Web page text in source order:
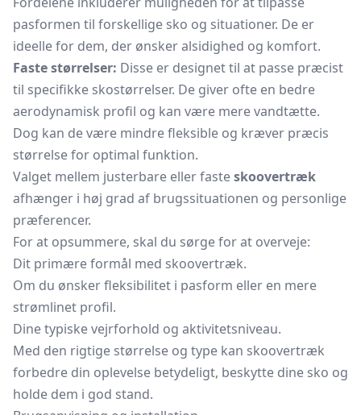
pasformen til forskellige sko og situationer. De er
ideelle for dem, der ønsker alsidighed og komfort.
Faste størrelser: Disse er designet til at passe præcist
til specifikke skostørrelser. De giver ofte en bedre
aerodynamisk profil og kan være mere vandtætte.
Dog kan de være mindre fleksible og kræver præcis
størrelse for optimal funktion.
Valget mellem justerbare eller fasteskoovertræk
afhænger i høj grad af brugssituationen og personlige
præferencer.
For at opsummere, skal du sørge for at overveje:
Dit primære formål med skoovertræk.
Om du ønsker fleksibilitet i pasform eller en mere
strømlinet profil.
Dine typiske vejrforhold og aktivitetsniveau.
Med den rigtige størrelse og type kan skoovertræk
forbedre din oplevelse betydeligt, beskytte dine sko og
holde dem i god stand.